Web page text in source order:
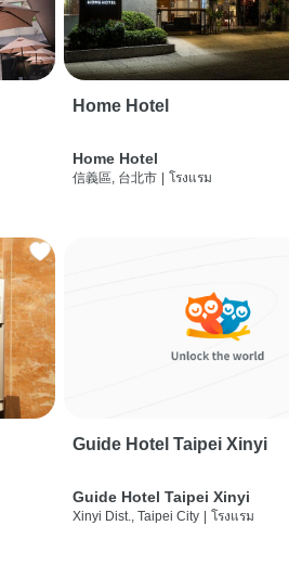
Home Hotel
Home Hotel
信義區, 台北市 โรงแรม
Guide Hotel Taipei Xinyi
Guide Hotel Taipei Xinyi
Xinyi Dist., Taipei City | โรงแรม